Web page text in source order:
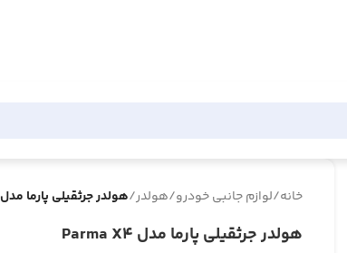
خانه/لوازم جانبی خودرو/هولدر/هولدر جرثقیلی پارما مدل Parma X4
هولدر جرثقیلی پارما مدل Parma X4